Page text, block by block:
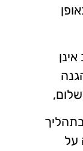
על